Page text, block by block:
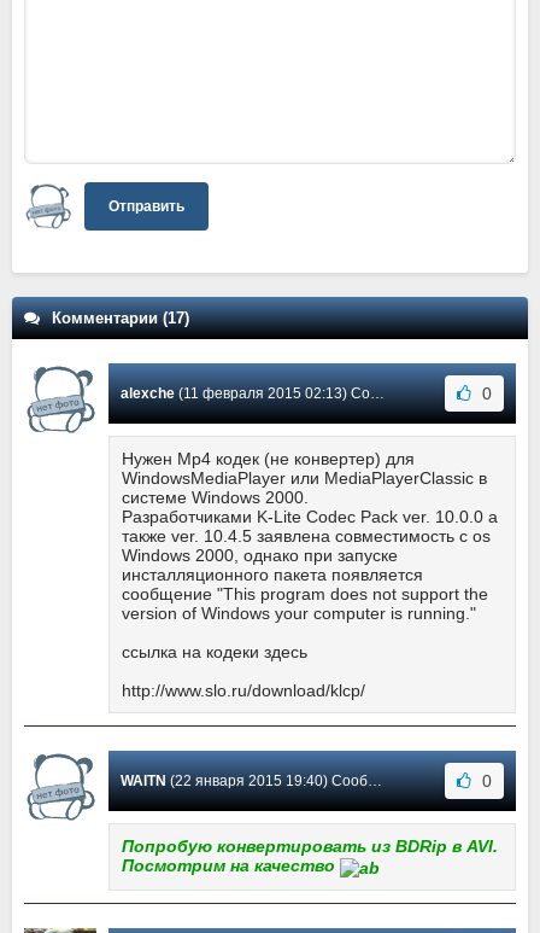
Отправить
Комментарии (17)
alexche(11 февраля 2015 02:13) Сообщение #17 0
Нужен Mp4 кодек (не конвертер) для
WindowsMediaPlayer или MediaPlayerClassic в
системе Windows 2000.
Разработчиками K-Lite Codec Pack ver. 10.0.0 а
также ver. 10.4.5 заявлена совместимость с os
Windows 2000, однако при запуске
инсталляционного пакета появляется
сообщение "This program does not support the
version of Windows your computer is running."
ссылка на кодеки здесь
http://www.slo.ru/download/klcp/
WAITN(22 января 2015 19:40) Сообщение #16 0
Попробую конвертировать из BDRip в AVI.
Посмотрим на качество